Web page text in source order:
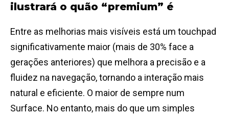
ilustrará o quão “premium” é
Entre as melhorias mais visíveis está um touchpad
significativamente maior (mais de 30% face a
gerações anteriores) que melhora a precisão e a
fluidez na navegação, tornando a interação mais
natural e eficiente. O maior de sempre num
Surface. No entanto, mais do que um simples